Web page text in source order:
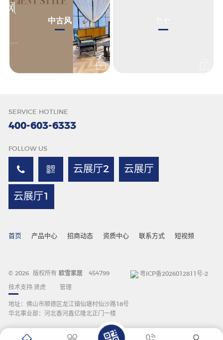
中古风 唇色
SERVICE HOTLINE
400-603-6333
FOLLOW US
云展厅2 云展厅
云展厅1
首页 产品中心 招商动态 资质中心 联系方式 短视频
© 2026 版权所有 欧雪家居 454799 粤ICP备2026012811号-2
技术支持:贤虎 管理
地址：佛山市顺德区龙江镇仙塘村仙沙路18号
华北事业部：河北香河鑫亿隆北正门一楼